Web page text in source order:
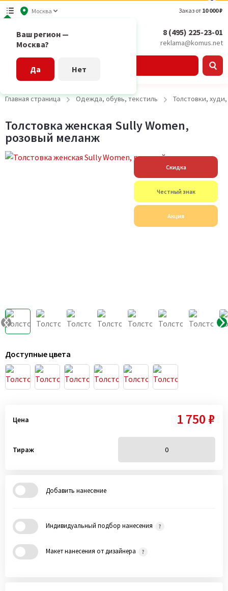
Москва
Ваш регион —
Москва?
Да Нет
Заказ от 10 000 ₽
8 (495) 225-23-01
reklama@komus.net
Главная страница Одежда, обувь, текстиль Толстовки,
Толстовка женская Sully Women,
розовый меланж
Скидка
Честный знак
Акция
Доступные цвета
Цена 1 750 ₽
Тираж
Добавить нанесение
Индивидуальный подбор нанесения
Макет нанесения от дизайнера